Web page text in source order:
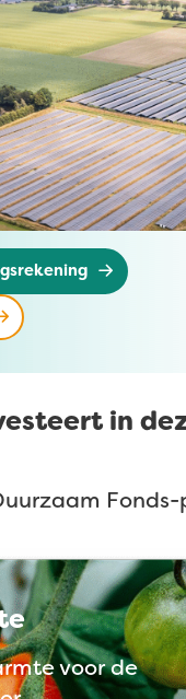
in
voor de